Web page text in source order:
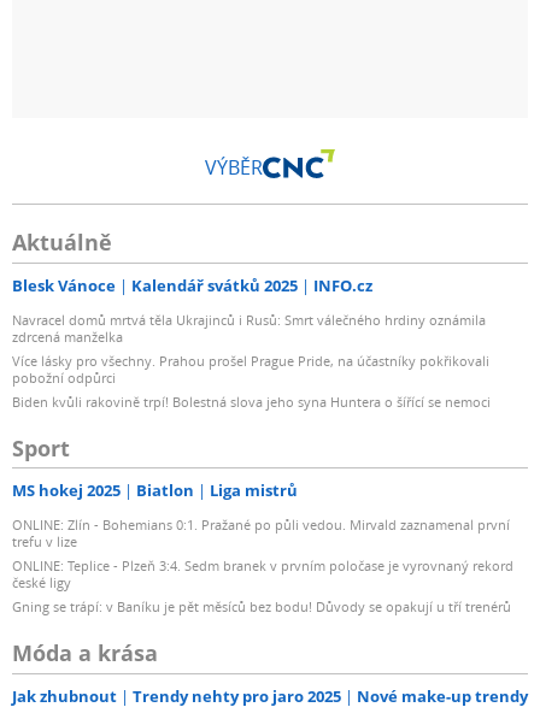
VÝBĚR
Aktuálně
Blesk Vánoce Kalendář svátků 2025 INFO.cz
Navracel domů mrtvá těla Ukrajinců i Rusů: Smrt válečného hrdiny oznámila
zdrcená manželka
Více lásky pro všechny. Prahou prošel Prague Pride, na účastníky pokřikovali
pobožní odpůrci
Biden kvůli rakovině trpí! Bolestná slova jeho syna Huntera o šířící se nemoci
Sport
MS hokej 2025 Biatlon Liga mistrů
ONLINE: Zlín - Bohemians 0:1. Pražané po půli vedou. Mirvald zaznamenal první
trefu v lize
ONLINE: Teplice - Plzeň 3:4. Sedm branek v prvním poločase je vyrovnaný rekord
české ligy
Gning se trápí: v Baníku je pět měsíců bez bodu! Důvody se opakují u tří trenérů
Móda a krása
Jak zhubnout Trendy nehty pro jaro 2025 Nové make-up trendy